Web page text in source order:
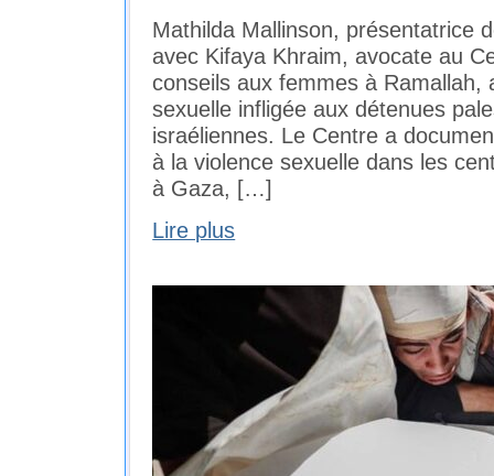
Mathilda Mallinson, présentatrice
avec Kifaya Khraim, avocate au
conseils aux femmes à Ramallah,
sexuelle infligée aux détenues
israéliennes. Le Centre a
à la violence sexuelle dans les
à Gaza, […]
Lire plus